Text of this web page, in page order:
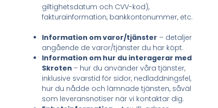
giltighetsdatum och CVV-kod),
fakturainformation, bankkontonummer, etc.
Information om varor/tjänster – detaljer
angående de varor/tjänster du har köpt.
Information om hur du interagerar med
Skroten – hur du använder våra tjänster,
inklusive svarstid för sidor, nedladdningsfel,
hur du nådde och lämnade tjänsten, såväl
som leveransnotiser när vi kontaktar dig.